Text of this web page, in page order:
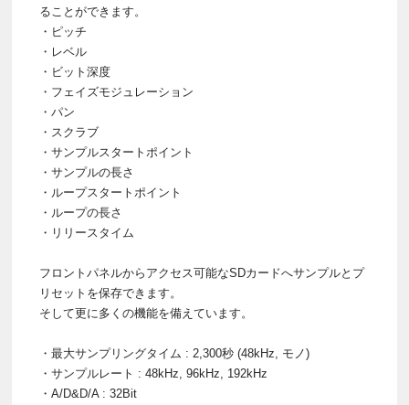
ることができます。
・ピッチ
・レベル
・ビット深度
・フェイズモジュレーション
・パン
・スクラブ
・サンプルスタートポイント
・サンプルの長さ
・ループスタートポイント
・ループの長さ
・リリースタイム
フロントパネルからアクセス可能なSDカードへサンプルとプ
リセットを保存できます。
そして更に多くの機能を備えています。
・最大サンプリングタイム : 2,300秒 (48kHz, モノ)
・サンプルレート : 48kHz, 96kHz, 192kHz
・A/D&D/A : 32Bit